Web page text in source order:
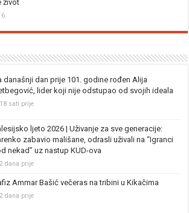
život
današnji dan prije 101. godine rođen Alija
lider koji nije odstupao od svojih ideala
18 sati prije
ljeto 2026 | Uživanje za sve generacije:
zabavio mališane, odrasli uživali na “Igranci
nekad” uz nastup KUD-ova
2 dana prije
Ammar Bašić večeras na tribini u Kikačima
2 dana prije